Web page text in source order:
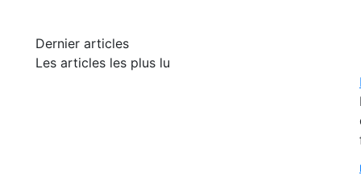
Dernier articles
Les articles les plus lu